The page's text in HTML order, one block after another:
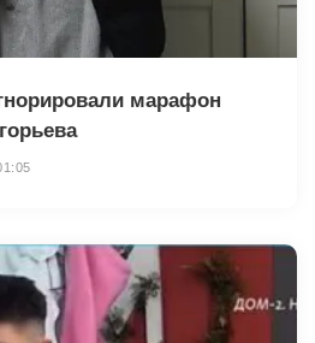
марафон